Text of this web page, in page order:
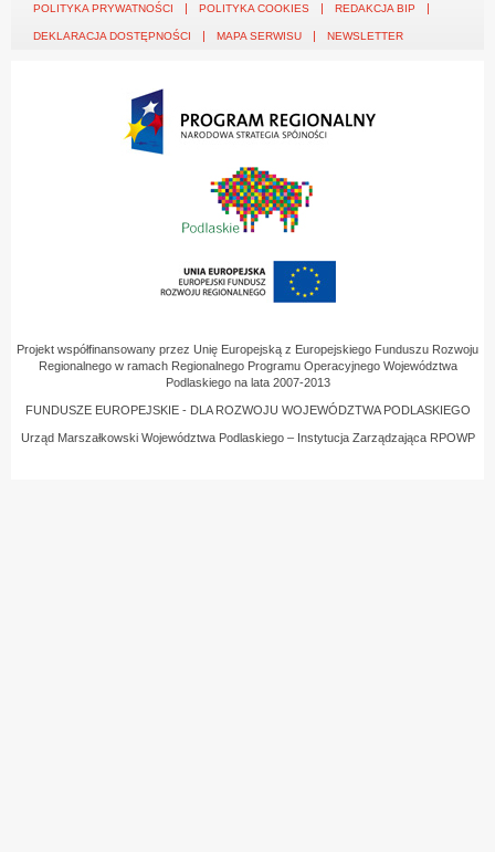
POLITYKA PRYWATNOŚCI POLITYKA COOKIES REDAKCJA BIP
DEKLARACJA DOSTĘPNOŚCI MAPA SERWISU NEWSLETTER
Projekt współfinansowany przez Unię Europejską z Europejskiego Funduszu Rozwoju
Regionalnego w ramach Regionalnego Programu Operacyjnego Województwa
Podlaskiego na lata 2007-2013
FUNDUSZE EUROPEJSKIE - DLA ROZWOJU WOJEWÓDZTWA PODLASKIEGO
Urząd Marszałkowski Województwa Podlaskiego – Instytucja Zarządzająca RPOWP